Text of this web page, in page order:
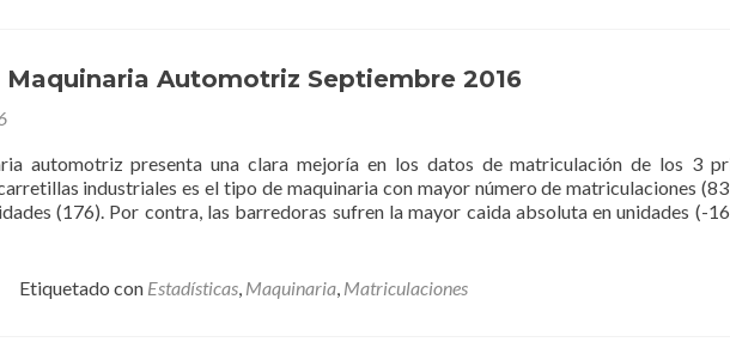
Automotriz Septiembre 2016
automotriz presenta una clara mejoría en los datos de matriculación de los 3
industriales es el tipo de maquinaria con mayor número de matriculaciones
(176). Por contra, las barredoras sufren la mayor caida absoluta en unidades (-
Etiquetado con Estadísticas, Maquinaria, Matriculaciones